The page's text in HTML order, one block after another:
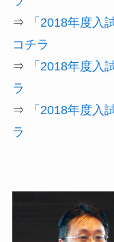
⇒
「2018年度入
コチラ
⇒
「2018年度入
ラ
⇒
「2018年度入
ラ